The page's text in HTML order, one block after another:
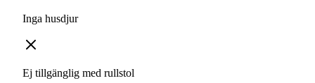
Inga husdjur
Ej tillgänglig med rullstol